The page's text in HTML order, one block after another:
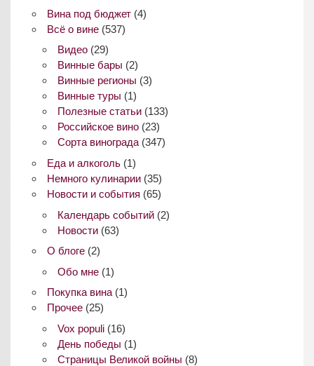
Вина под бюджет(4)
Всё о вине(537)
Видео(29)
Винные бары (2)
Винные регионы (3)
Винные туры (1)
Полезные статьи(133)
Российское вино(23)
Сорта винограда(347)
Еда и алкоголь(1)
Немного кулинарии(35)
Новости и события (65)
Календарь событий(2)
Новости(63)
О блоге(2)
Обо мне(1)
Покупка вина(1)
Прочее(25)
Vox populi(16)
День победы (1)
Страницы Великой войны (8)